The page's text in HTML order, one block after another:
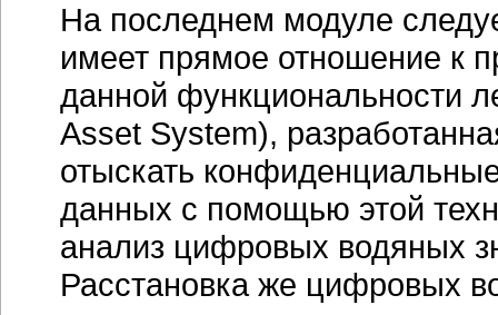
На последнем модуле
имеет прямое отношение к
данной функциональности
Asset System),
отыскать
данных с помощью этой
анализ цифровых водяных
Расстановка же цифровых